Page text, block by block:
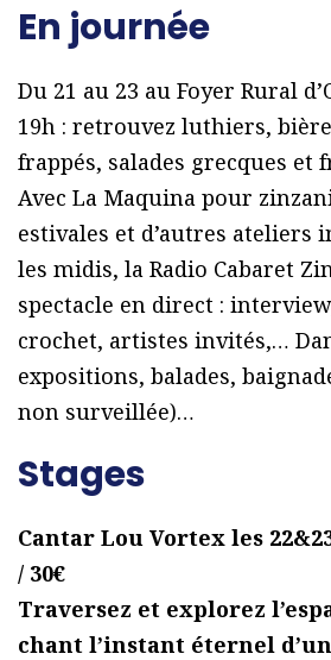
En journée
Du 21 au 23 au Foyer Rural
19h : retrouvez luthiers,
frappés, salades grecques et
Avec La Maquina pour
estivales et d’autres ateliers
les midis, la Radio Cabaret
spectacle en direct :
crochet, artistes invités,…
expositions, balades,
non surveillée)…
Stages
Cantar Lou Vortex les
/ 30€
Traversez et explorez
chant l’instant éternel